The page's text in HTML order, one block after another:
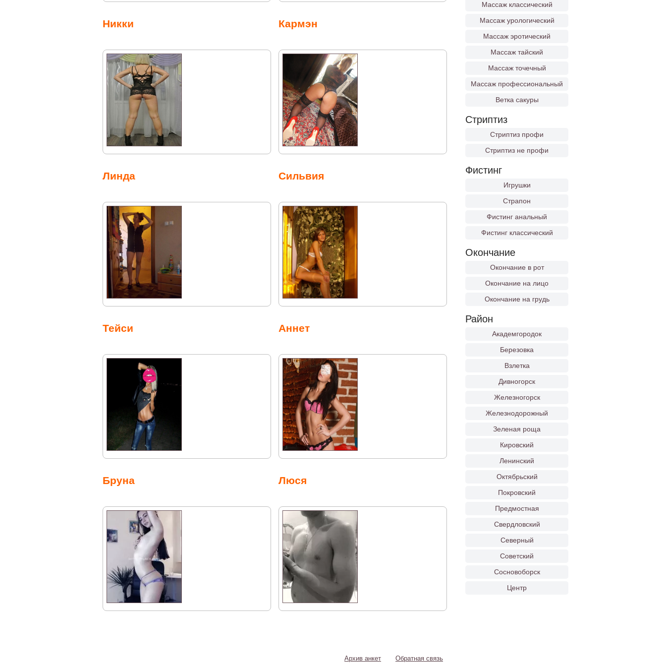
Массаж классический
Массаж урологический
Массаж эротический
Массаж тайский
Массаж точечный
Массаж профессиональный
Ветка сакуры
Стриптиз
Стриптиз профи
Стриптиз не профи
Фистинг
Игрушки
Страпон
Фистинг анальный
Фистинг классический
Окончание
Окончание в рот
Окончание на лицо
Окончание на грудь
Район
Академгородок
Березовка
Взлетка
Дивногорск
Железногорск
Железнодорожный
Зеленая роща
Кировский
Ленинский
Октябрьский
Покровский
Предмостная
Свердловский
Северный
Советский
Сосновоборск
Центр
Никки Кармэн
Линда Сильвия
Тейси Аннет
Бруна Люся
Архив анкет Обратная связь